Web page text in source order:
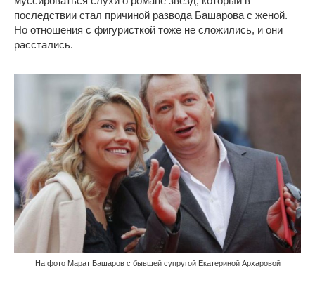
последствии стал причиной развода Башарова с женой.
Но отношения с фигуристкой тоже не сложились, и они
расстались.
На фото Марат Башаров с бывшей супругой Екатериной Архаровой